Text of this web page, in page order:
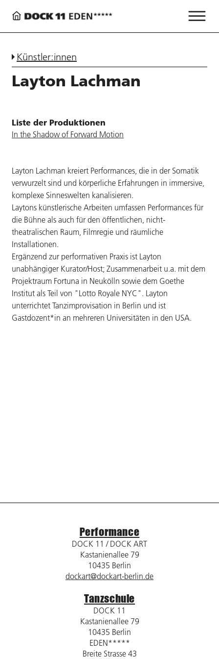
Künstler:innen
Layton Lachman
Liste der Produktionen
In the Shadow of Forward Motion
Layton Lachman kreiert Performances, die in der Somatik
verwurzelt sind und körperliche Erfahrungen in immersive,
komplexe Sinneswelten kanalisieren.
Laytons künstlerische Arbeiten umfassen Performances für
die Bühne als auch für den öffentlichen, nicht-
theatralischen Raum, Filmregie und räumliche
Installationen.
Ergänzend zur performativen Praxis ist Layton
unabhängiger Kurator/Host; Zusammenarbeit u.a. mit dem
Projektraum Fortuna in Neukölln sowie dem Goethe
Institut als Teil von "Lotto Royale NYC". Layton
unterrichtet Tanzimprovisation in Berlin und ist
Gastdozent*in an mehreren Universitäten in den USA.
Performance
DOCK 11 / DOCK ART
Kastanienallee 79
10435 Berlin
dockart@dockart-berlin.de
Tanzschule
DOCK 11
Kastanienallee 79
10435 Berlin
EDEN*****
Breite Strasse 43